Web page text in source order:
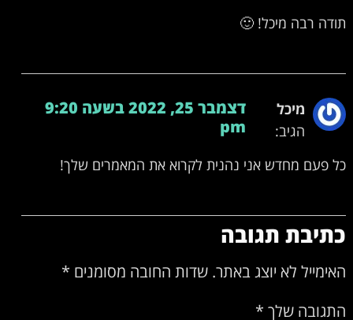
תודה רבה מיכל! 🙂
מיכל
הגיב:
דצמבר 25, 2022 בשעה 9:20
pm
כל פעם מחדש אני נהנית לקרוא את המאמרים שלך!
כתיבת תגובה
האימייל לא יוצג באתר. שדות החובה מסומנים *
התגובה שלך *